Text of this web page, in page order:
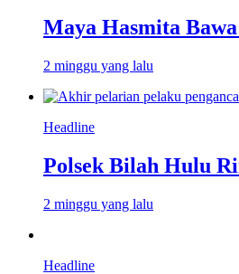
Maya Hasmita
2 minggu yang lalu
Headline
Polsek Bilah Hulu
2 minggu yang lalu
Headline